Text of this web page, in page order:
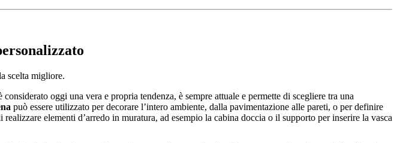
scelta migliore.
oggi una vera e propria tendenza, è sempre attuale e permette di scegliere tra una
può essere utilizzato per decorare l’intero ambiente, dalla pavimentazione alle pareti, o per definire
elementi d’arredo in muratura, ad esempio la cabina doccia o il supporto per inserire la vasca